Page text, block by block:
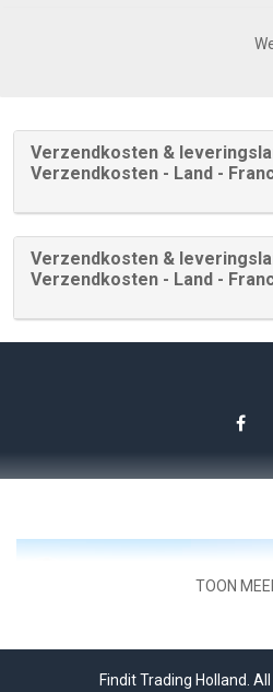
Verzendkosten &
Verzendkosten - Land -
Verzendkosten &
Verzendkosten - Land -
TOON
Findit Trading Holland.